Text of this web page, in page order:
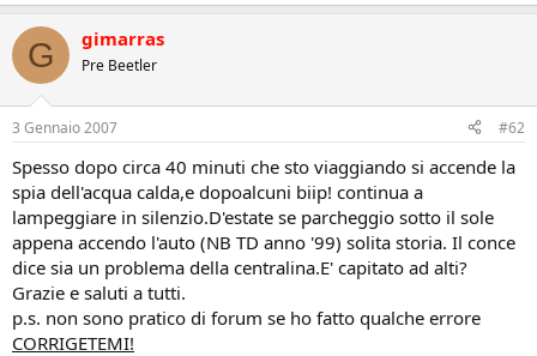
G gimarras
Pre Beetler
3 Gennaio 2007 #62
Spesso dopo circa 40 minuti che sto viaggiando si accende la
spia dell'acqua calda,e dopoalcuni biip! continua a
lampeggiare in silenzio.D'estate se parcheggio sotto il sole
appena accendo l'auto (NB TD anno '99) solita storia. Il conce
dice sia un problema della centralina.E' capitato ad alti?
Grazie e saluti a tutti.
p.s. non sono pratico di forum se ho fatto qualche errore
CORRIGETEMI!